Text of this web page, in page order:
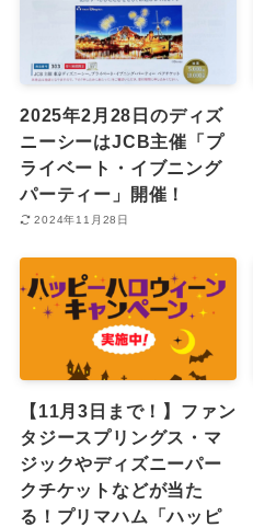
2025年2月28日のディズ
ニーシーはJCB主催「プ
ライベート・イブニング
パーティー」開催！
2024年11月28日
【11月3日まで！】ファン
タジースプリングス・マ
ジックやディズニーパー
クチケットなどが当た
る！プリマハム「ハッピ